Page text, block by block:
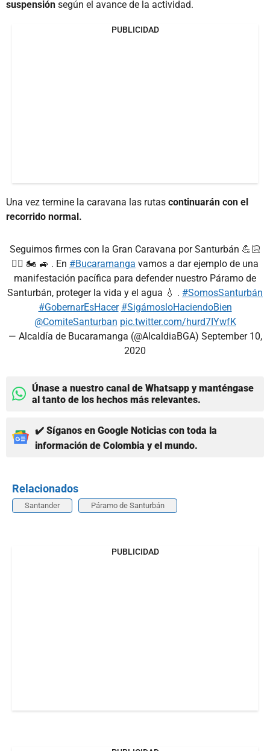
suspensión según el avance de la actividad.
PUBLICIDAD
Una vez termine la caravana las rutas continuarán con el
recorrido normal.
Seguimos firmes con la Gran Caravana por Santurbán 💪🏻
🚴‍♂️ 🏍 🚙 . En #Bucaramanga vamos a dar ejemplo de una
manifestación pacífica para defender nuestro Páramo de
Santurbán, proteger la vida y el agua 💧 . #SomosSanturbán
#GobernarEsHacer #SigámosloHaciendoBien
@ComiteSanturban pic.twitter.com/hurd7IYwfK
— Alcaldía de Bucaramanga (@AlcaldiaBGA) September 10,
2020
Únase a nuestro canal de Whatsapp y manténgase
al tanto de los hechos más relevantes.
✔️ Síganos en Google Noticias con toda la
información de Colombia y el mundo.
Relacionados
Santander Páramo de Santurbán
PUBLICIDAD